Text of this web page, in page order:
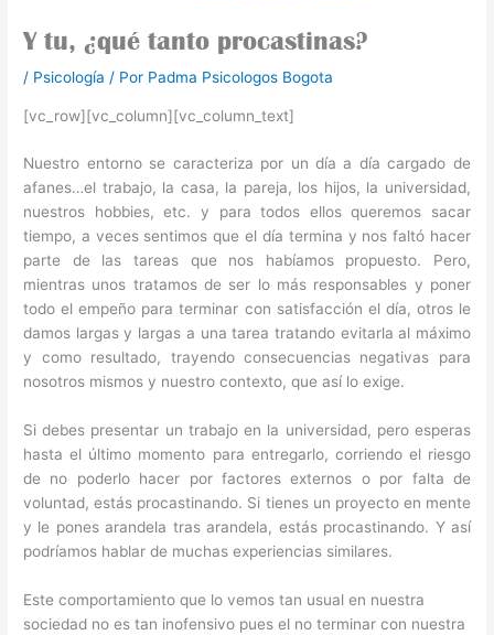
Y tu, ¿qué tanto procastinas?
/ Psicología / Por Padma Psicologos Bogota
[vc_row][vc_column][vc_column_text]
Nuestro entorno se caracteriza por un día a día cargado de
afanes…el trabajo, la casa, la pareja, los hijos, la universidad,
nuestros hobbies, etc. y para todos ellos queremos sacar
tiempo, a veces sentimos que el día termina y nos faltó hacer
parte de las tareas que nos habíamos propuesto. Pero,
mientras unos tratamos de ser lo más responsables y poner
todo el empeño para terminar con satisfacción el día, otros le
damos largas y largas a una tarea tratando evitarla al máximo
y como resultado, trayendo consecuencias negativas para
nosotros mismos y nuestro contexto, que así lo exige.
Si debes presentar un trabajo en la universidad, pero esperas
hasta el último momento para entregarlo, corriendo el riesgo
de no poderlo hacer por factores externos o por falta de
voluntad, estás procastinando. Si tienes un proyecto en mente
y le pones arandela tras arandela, estás procastinando. Y así
podríamos hablar de muchas experiencias similares.
Este comportamiento que lo vemos tan usual en nuestra
sociedad no es tan inofensivo pues el no terminar con nuestra